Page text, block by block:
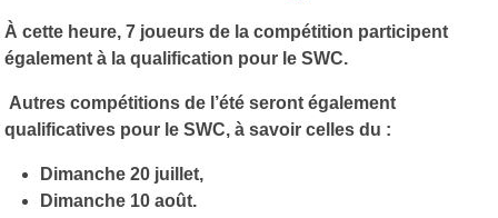
À cette heure, 7 joueurs de la compétition participent
également à la qualification pour le SWC.
Autres compétitions de l’été seront également
qualificatives pour le SWC, à savoir celles du :
Dimanche 20 juillet,
Dimanche 10 août.